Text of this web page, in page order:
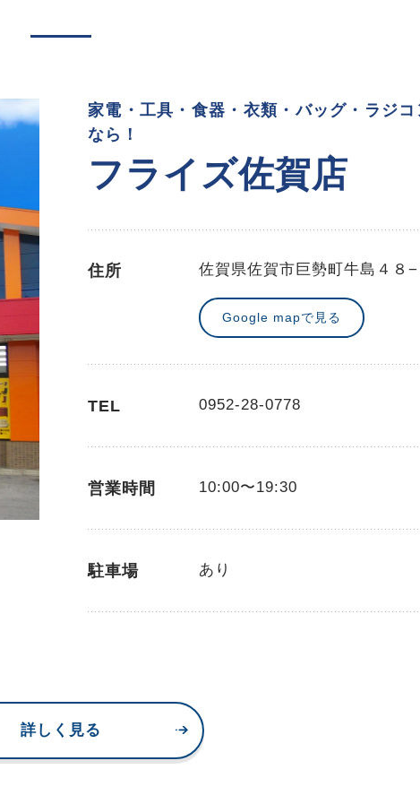
家電・工具・食器・衣類・バッグ・ラジ
なら！
フライズ佐賀店
住所 佐賀県佐賀市巨勢町牛島４８−
Google mapで見る
TEL 0952-28-0778
営業時間 10:00〜19:30
駐車場 あり
詳しく見る